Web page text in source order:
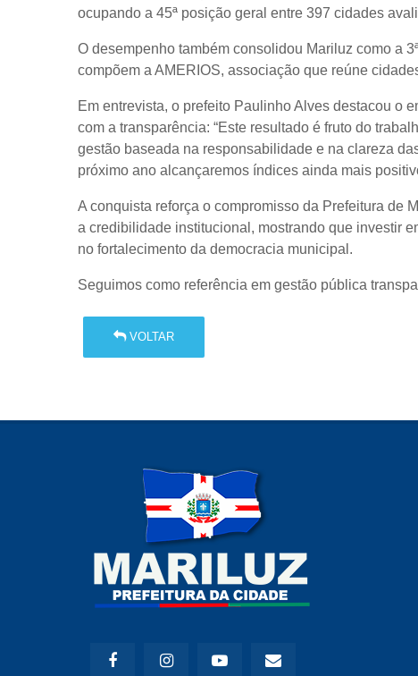
ocupando a 45ª posição geral entre 397 cidades
O desempenho também consolidou Mariluz como a
compõem a AMERIOS, associação que reúne
Em entrevista, o prefeito Paulinho Alves destacou o
com a transparência: “Este resultado é fruto do
gestão baseada na responsabilidade e na clareza
próximo ano alcançaremos índices ainda mais
A conquista reforça o compromisso da Prefeitura de
a credibilidade institucional, mostrando que investir
no fortalecimento da democracia municipal.
Seguimos como referência em gestão pública
VOLTAR